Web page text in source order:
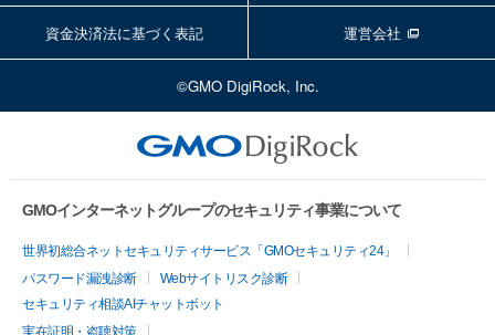
資金決済法に基づく表記 運営会社
©GMO DigiRock, Inc.
GMOインターネットグループのセキュリティ事業について
世界初総合ネットセキュリティサービス「GMOセキュリティ24」
パスワード漏洩診断
Webサイトリスク診断
セキュリティ相談AIチャットボット
実在証明・盗聴対策